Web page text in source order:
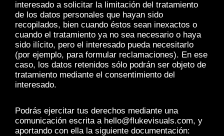
interesado a solicitar la limitación del tratamiento
de los datos personales que hayan sido
recopilados, bien cuando éstos sean inexactos o
cuando el tratamiento ya no sea necesario o haya
sido ilícito, pero el interesado pueda necesitarlo
(por ejemplo, para formular reclamaciones). En ese
caso, los datos retenidos sólo podrán ser objeto de
tratamiento mediante el consentimiento del
interesado.
Podrás ejercitar tus derechos mediante una
comunicación escrita a hello@flukevisuals.com, y
aportando con ella la siguiente documentación: